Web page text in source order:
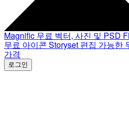
Magnific 무료 벡터, 사진 및 PSD
무료 아이콘 Storyset 편집 가능한
가격
로그인